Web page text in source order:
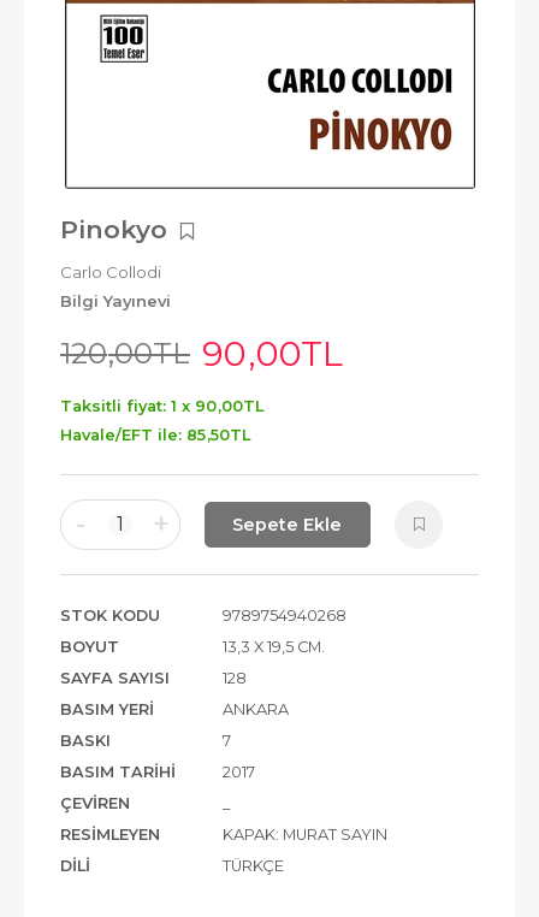
Pinokyo
Carlo Collodi
Bilgi Yayınevi
120,00TL 90,00TL
Taksitli fiyat: 1 x 90,00TL
Havale/EFT ile: 85,50TL
- 1 + Sepete Ekle
STOK KODU
9789754940268
BOYUT
13,3 X 19,5 CM.
SAYFA SAYISI
128
BASIM YERI
ANKARA
BASKI
7
BASIM TARIHI
2017
ÇEVIREN
RESIMLEYEN
KAPAK: MURAT SAYIN
DILI
TÜRKÇE